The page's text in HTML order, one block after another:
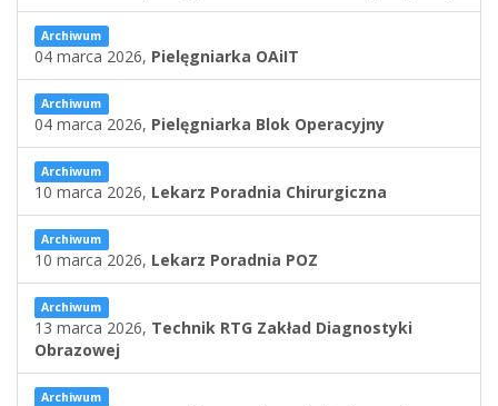
Archiwum
04 marca 2026, Pielęgniarka OAiIT
Archiwum
04 marca 2026, Pielęgniarka Blok Operacyjny
Archiwum
10 marca 2026, Lekarz Poradnia Chirurgiczna
Archiwum
10 marca 2026, Lekarz Poradnia POZ
Archiwum
13 marca 2026, Technik RTG Zakład Diagnostyki
Obrazowej
Archiwum